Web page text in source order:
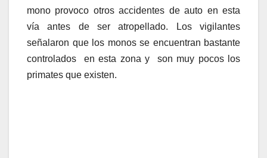
mono provoco otros accidentes de auto en esta
vía antes de ser atropellado. Los vigilantes
señalaron que los monos se encuentran bastante
controlados en esta zona y son muy pocos los
primates que existen.